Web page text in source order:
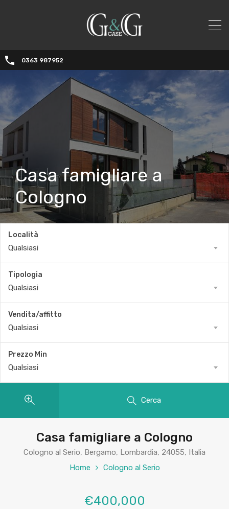
0363 987952
Casa famigliare a
Cologno
Località
Qualsiasi
Tipologia
Qualsiasi
Vendita/affitto
Qualsiasi
Prezzo Min
Qualsiasi
Cerca
Casa famigliare a Cologno
Cologno al Serio, Bergamo, Lombardia, 24055, Italia
Home
Cologno al Serio
€400,000